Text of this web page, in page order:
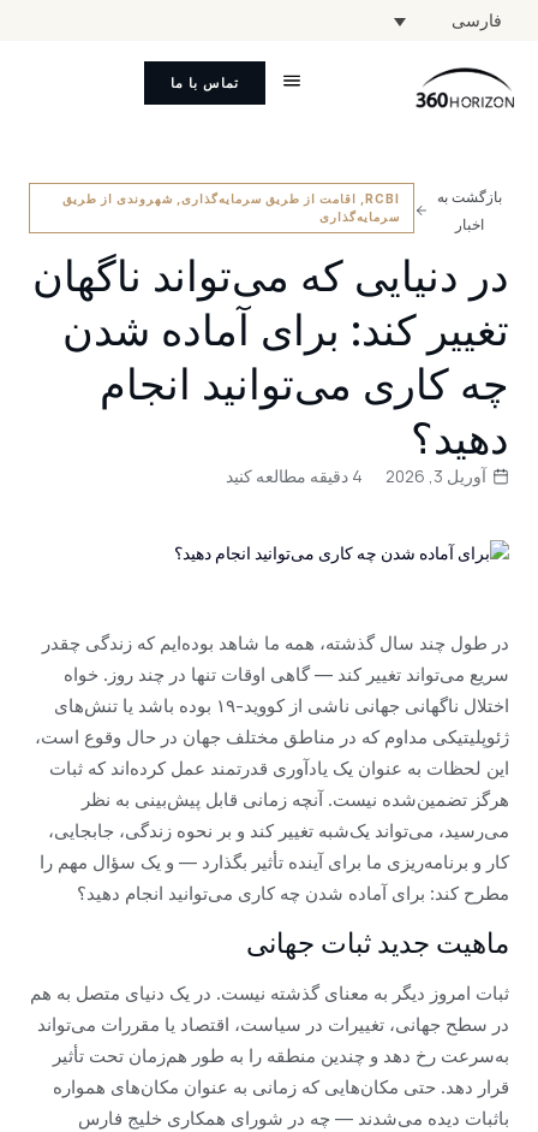
فارسی
تماس با ما
بازگشت به
اخبار
RCBI اقامت از طریق سرمایه‌گذاری, شهروندی از طریق
سرمایه‌گذاری
در دنیایی که می‌تواند ناگهان
تغییر کند: برای آماده شدن
چه کاری می‌توانید انجام
دهید؟
آوریل 3, 2026 4 دقیقه مطالعه کنید
در طول چند سال گذشته، همه ما شاهد بوده‌ایم که زندگی چقدر
سریع می‌تواند تغییر کند — گاهی اوقات تنها در چند روز. خواه
اختلال ناگهانی جهانی ناشی از کووید-۱۹ بوده باشد یا تنش‌های
ژئوپلیتیکی مداوم که در مناطق مختلف جهان در حال وقوع است،
این لحظات به عنوان یک یادآوری قدرتمند عمل کرده‌اند که ثبات
هرگز تضمین‌شده نیست. آنچه زمانی قابل پیش‌بینی به نظر
می‌رسید، می‌تواند یک‌شبه تغییر کند و بر نحوه زندگی، جابجایی،
کار و برنامه‌ریزی ما برای آینده تأثیر بگذارد — و یک سؤال مهم را
مطرح کند: برای آماده شدن چه کاری می‌توانید انجام دهید؟
ماهیت جدید ثبات جهانی
ثبات امروز دیگر به معنای گذشته نیست. در یک دنیای متصل به هم
در سطح جهانی، تغییرات در سیاست، اقتصاد یا مقررات می‌تواند
به‌سرعت رخ دهد و چندین منطقه را به طور هم‌زمان تحت تأثیر
قرار دهد. حتی مکان‌هایی که زمانی به عنوان مکان‌های همواره
باثبات دیده می‌شدند — چه در شورای همکاری خلیج فارس